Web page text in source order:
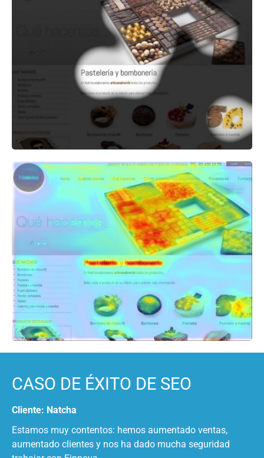
CASO DE ÉXITO DE SEO
Cliente: Natcha
Estamos muy contentos: hemos aumentado ventas,
aumentado clientes y nos ha dado mucha seguridad